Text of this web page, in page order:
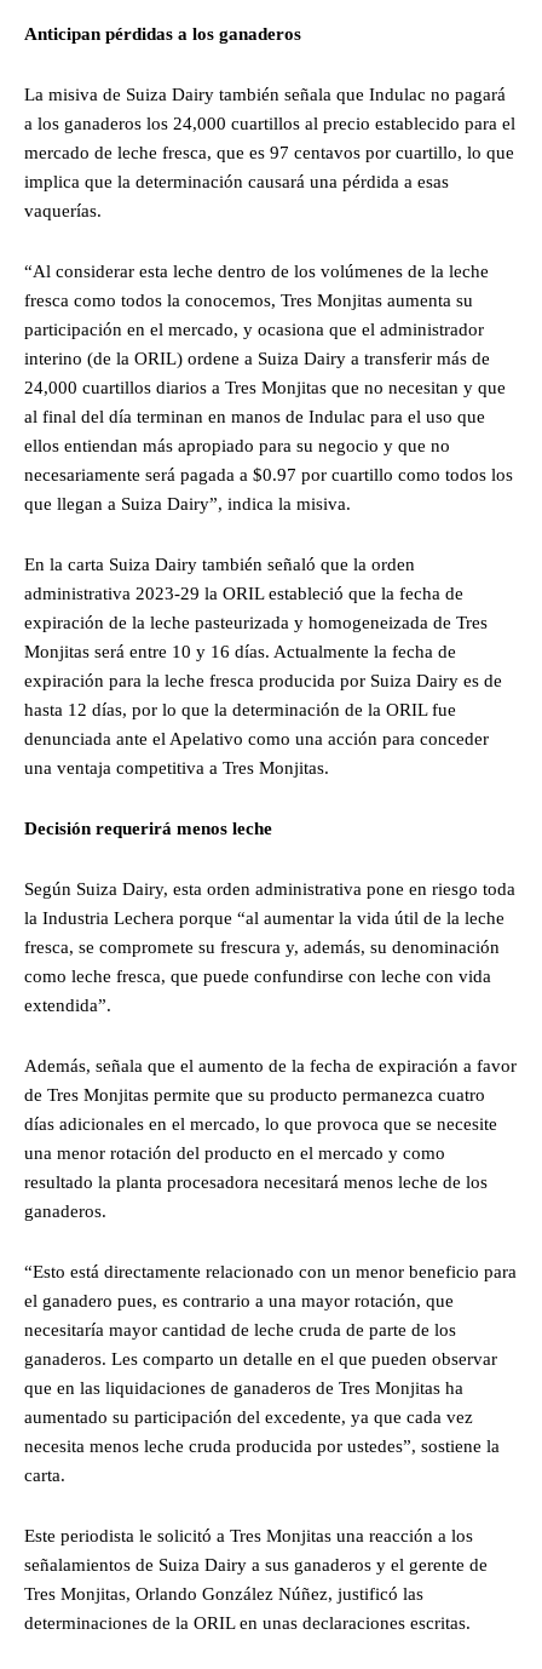
Anticipan pérdidas a los ganaderos
La misiva de Suiza Dairy también señala que Indulac no pagará
a los ganaderos los 24,000 cuartillos al precio establecido para el
mercado de leche fresca, que es 97 centavos por cuartillo, lo que
implica que la determinación causará una pérdida a esas
vaquerías.
“Al considerar esta leche dentro de los volúmenes de la leche
fresca como todos la conocemos, Tres Monjitas aumenta su
participación en el mercado, y ocasiona que el administrador
interino (de la ORIL) ordene a Suiza Dairy a transferir más de
24,000 cuartillos diarios a Tres Monjitas que no necesitan y que
al final del día terminan en manos de Indulac para el uso que
ellos entiendan más apropiado para su negocio y que no
necesariamente será pagada a $0.97 por cuartillo como todos los
que llegan a Suiza Dairy”, indica la misiva.
En la carta Suiza Dairy también señaló que la orden
administrativa 2023-29 la ORIL estableció que la fecha de
expiración de la leche pasteurizada y homogeneizada de Tres
Monjitas será entre 10 y 16 días. Actualmente la fecha de
expiración para la leche fresca producida por Suiza Dairy es de
hasta 12 días, por lo que la determinación de la ORIL fue
denunciada ante el Apelativo como una acción para conceder
una ventaja competitiva a Tres Monjitas.
Decisión requerirá menos leche
Según Suiza Dairy, esta orden administrativa pone en riesgo toda
la Industria Lechera porque “al aumentar la vida útil de la leche
fresca, se compromete su frescura y, además, su denominación
como leche fresca, que puede confundirse con leche con vida
extendida”.
Además, señala que el aumento de la fecha de expiración a favor
de Tres Monjitas permite que su producto permanezca cuatro
días adicionales en el mercado, lo que provoca que se necesite
una menor rotación del producto en el mercado y como
resultado la planta procesadora necesitará menos leche de los
ganaderos.
“Esto está directamente relacionado con un menor beneficio para
el ganadero pues, es contrario a una mayor rotación, que
necesitaría mayor cantidad de leche cruda de parte de los
ganaderos. Les comparto un detalle en el que pueden observar
que en las liquidaciones de ganaderos de Tres Monjitas ha
aumentado su participación del excedente, ya que cada vez
necesita menos leche cruda producida por ustedes”, sostiene la
carta.
Este periodista le solicitó a Tres Monjitas una reacción a los
señalamientos de Suiza Dairy a sus ganaderos y el gerente de
Tres Monjitas, Orlando González Núñez, justificó las
determinaciones de la ORIL en unas declaraciones escritas.